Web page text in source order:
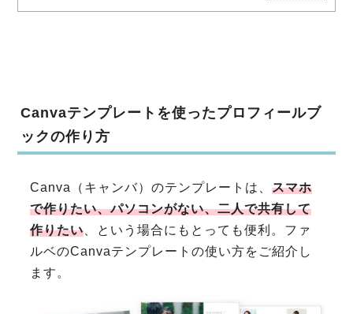
Canvaテンプレートを使ったプロフィールブ
ックの作り方
Canva（キャンバ）のテンプレートは、スマホ
で作りたい、パソコンがない、二人で共有して
作りたい 、という場合にもとっても便利。ファ
ルベのCanvaテンプレートの使い方をご紹介し
ます。